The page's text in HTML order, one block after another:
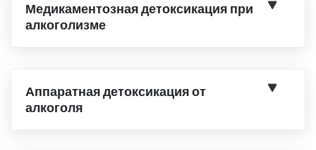
Медикаментозная детоксикация при
алкоголизме
Аппаратная детоксикация от
алкоголя